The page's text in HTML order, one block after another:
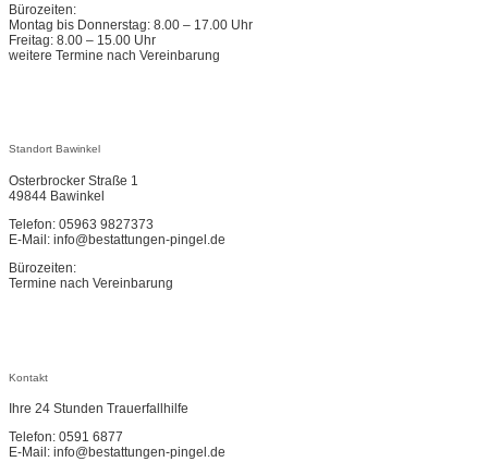
Bürozeiten:
Montag bis Donnerstag: 8.00 – 17.00 Uhr
Freitag: 8.00 – 15.00 Uhr
weitere Termine nach Vereinbarung
Standort Bawinkel
Osterbrocker Straße 1
49844 Bawinkel
Telefon: 05963 9827373
E-Mail: info@bestattungen-pingel.de
Bürozeiten:
Termine nach Vereinbarung
Kontakt
Ihre 24 Stunden Trauerfallhilfe
Telefon: 0591 6877
E-Mail: info@bestattungen-pingel.de